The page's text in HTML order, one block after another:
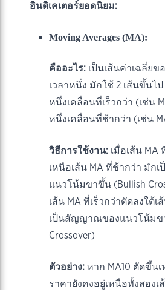
อินดิเคเตอร์ยอดนิยม:
Moving Averages (MA):
คืออะไร: เป็นเส้นค่าเฉลี่ยข
เวลาหนึ่ง มักใช้ 2 เส้นขึ้นไ
หนึ่งเคลื่อนที่เร็วกว่า (เช่น
หนึ่งเคลื่อนที่ช้ากว่า (เช่น
วิธีการใช้งาน: เมื่อเส้น MA
เหนือเส้น MA ที่ช้ากว่า มั
แนวโน้มขาขึ้น (Bullish
เส้น MA ที่เร็วกว่าตัดลงใต้
เป็นสัญญาณของแนวโน้มขา
Crossover)
ตัวอย่าง: หาก MA10 ตัดขึ้น
ราคายังคงอยู่เหนือทั้งสอง